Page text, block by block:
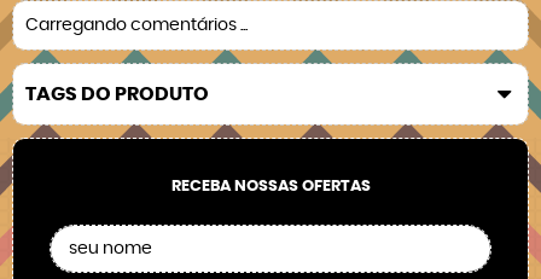
Carregando comentários ...
TAGS DO PRODUTO
RECEBA NOSSAS OFERTAS